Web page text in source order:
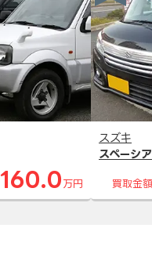
160.0 万円
スズキ
スペーシア
買取金額